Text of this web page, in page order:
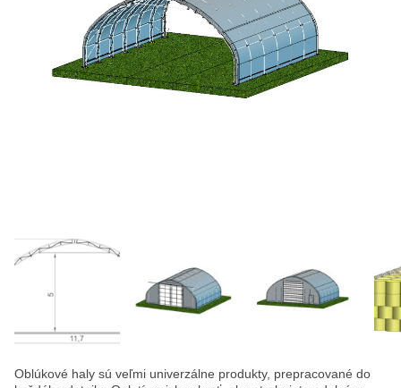
Oblúkové haly sú veľmi univerzálne produkty, prepracované do